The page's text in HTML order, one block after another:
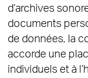
d’archives
documents
de données, la
accorde une
individuels et à